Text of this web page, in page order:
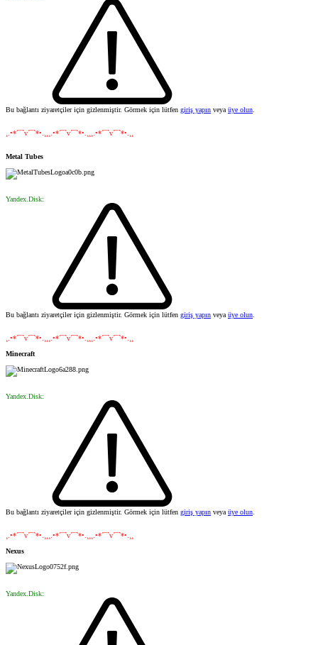
Bu bağlantı ziyaretçiler için gizlenmiştir. Görmek için lütfen giriş yapın veya üye olun
¸.•*´¯`v´¯`*•.¸¸¸.•*´¯`v´¯`*•.¸¸¸.•*´¯`v´¯`*•.¸¸
Metal Tubes
Yandex.Disk:
Bu bağlantı ziyaretçiler için gizlenmiştir. Görmek için lütfen giriş yapın veya üye olun
¸.•*´¯`v´¯`*•.¸¸¸.•*´¯`v´¯`*•.¸¸¸.•*´¯`v´¯`*•.¸¸
Minecraft
Yandex.Disk:
Bu bağlantı ziyaretçiler için gizlenmiştir. Görmek için lütfen giriş yapın veya üye olun
¸.•*´¯`v´¯`*•.¸¸¸.•*´¯`v´¯`*•.¸¸¸.•*´¯`v´¯`*•.¸¸
Nexus
Yandex.Disk: